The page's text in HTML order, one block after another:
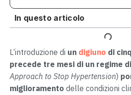
In questo articolo
L’introduzione di un digiuno di
precede tre mesi di un regime
Approach to Stop Hypertension)
miglioramento delle condizioni